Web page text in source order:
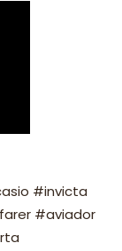
#invicta
#aviador